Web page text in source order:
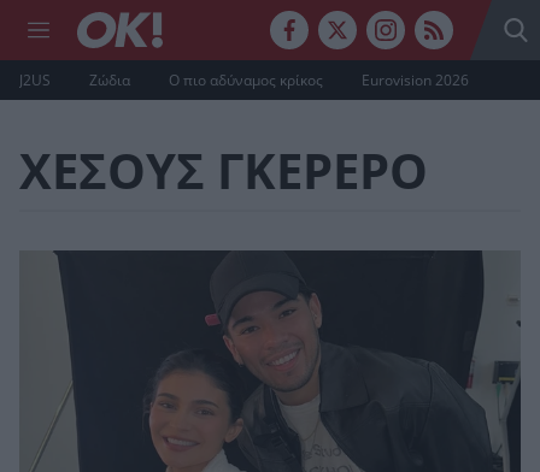
J2US Ζώδια Ο πιο αδύναμος κρίκος Eurovision 2026
ΧΕΣΟΥΣ ΓΚΕΡΕΡΟ